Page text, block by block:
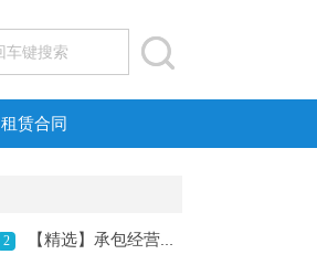
租赁合同
2 【精选】承包经营合同模板合集七篇